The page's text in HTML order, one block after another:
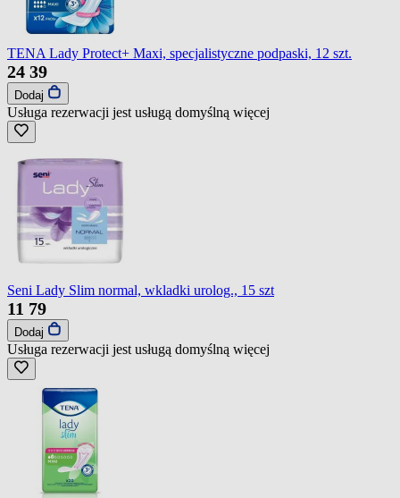
TENA Lady Protect+ Maxi, specjalistyczne podpaski, 12 szt.
24 39
Dodaj
Usługa rezerwacji jest usługą domyślną więcej
Seni Lady Slim normal, wkladki urolog., 15 szt
11 79
Dodaj
Usługa rezerwacji jest usługą domyślną więcej